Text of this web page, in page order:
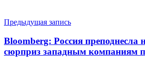
Навигация
по
записям
Предыдущая запись
Bloomberg: Россия преподнесла
сюрприз западным компаниям